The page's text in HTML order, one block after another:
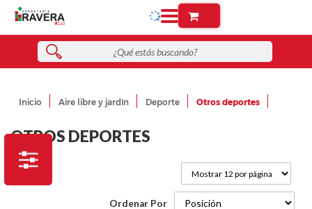
Inicio Aire libre y jardín Deporte Otros deportes
OTROS DEPORTES
Ordenar Por